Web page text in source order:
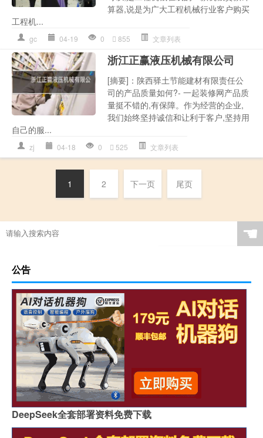
算器,说是为广大工程机械行业客户购买
工程机...
gc 04-19 0 855 文章列表
浙江正赢液压机械有限公司
[摘要]：陕西驿土节能建材有限责任公
司的产品质量如何?- 一起装修网产品质
量挺不错的,有保障。作为经营的企业,
我们始终坚持诚信和让利于客户,坚持用
自己的服...
zj 04-18 0 525 文章列表
1 2 下一页 尾页
☚
公告
DeepSeek全套部署资料免费下载